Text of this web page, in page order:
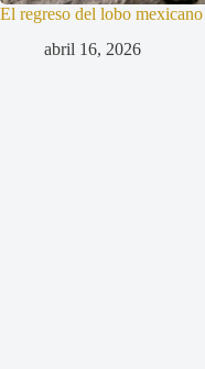
El regreso del lobo
abril 16, 2026